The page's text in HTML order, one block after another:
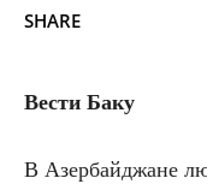
SHARE
Вести Баку
В Азербайджане